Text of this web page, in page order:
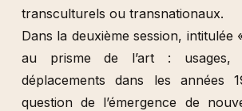
transculturels ou transnationaux.
Dans la deuxième session, intitulée
au prisme de l’art : usages,
déplacements dans les années
question de l’émergence de